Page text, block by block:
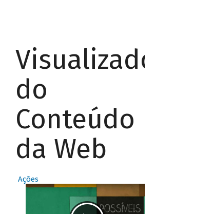
Visualizador
do
Conteúdo
da Web
Ações